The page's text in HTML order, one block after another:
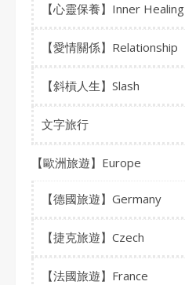
【心靈保養】Inner Healing
【愛情關係】Relationship
【斜槓人生】Slash
文字旅行
【歐洲旅遊】Europe
【德國旅遊】Germany
【捷克旅遊】Czech
【法國旅遊】France